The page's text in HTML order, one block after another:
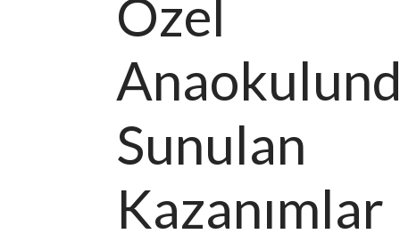
Özel
Sunulan
Kazanımlar